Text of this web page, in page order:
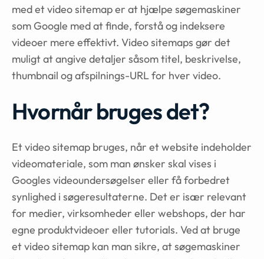
med et video sitemap er at hjælpe søgemaskiner
som Google med at finde, forstå og indeksere
videoer mere effektivt. Video sitemaps gør det
muligt at angive detaljer såsom titel, beskrivelse,
thumbnail og afspilnings-URL for hver video.
Hvornår bruges det?
Et video sitemap bruges, når et website indeholder
videomateriale, som man ønsker skal vises i
Googles videoundersøgelser eller få forbedret
synlighed i søgeresultaterne. Det er især relevant
for medier, virksomheder eller webshops, der har
egne produktvideoer eller tutorials. Ved at bruge
et video sitemap kan man sikre, at søgemaskiner